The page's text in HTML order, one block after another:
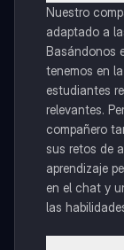
Nuestro
adaptado a
Basándonos
tenemos en
estudiantes
relevantes.
compañero
sus retos de
aprendizaje
en el chat y
las